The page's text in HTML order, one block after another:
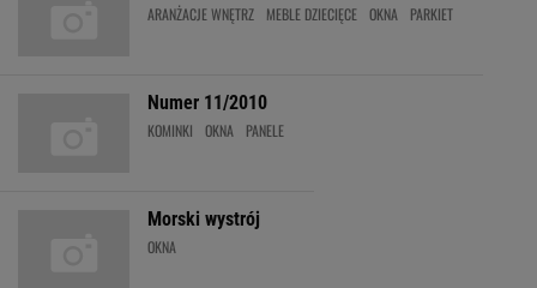
ARANŻACJE WNĘTRZ MEBLE DZIECIĘCE OKNA PARKIET
Numer 11/2010
KOMINKI OKNA PANELE
Morski wystrój
OKNA